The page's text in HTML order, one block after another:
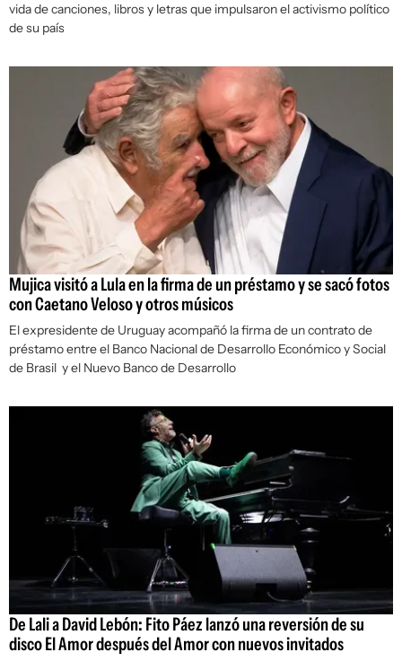
vida de canciones, libros y letras que impulsaron el activismo político
de su país
Mujica visitó a Lula en la firma de un préstamo y se sacó fotos
con Caetano Veloso y otros músicos
El expresidente de Uruguay acompañó la firma de un contrato de
préstamo entre el Banco Nacional de Desarrollo Económico y Social
de Brasil y el Nuevo Banco de Desarrollo
De Lali a David Lebón: Fito Páez lanzó una reversión de su
disco El Amor después del Amor con nuevos invitados